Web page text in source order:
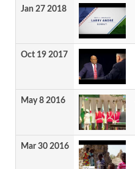
Jan 27 2018
Oct 19 2017
May 8 2016
Mar 30 2016